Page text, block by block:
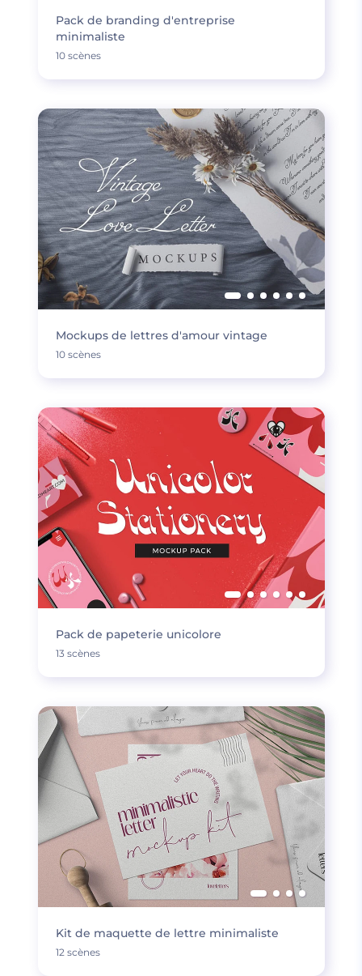
Pack de branding d'entreprise
minimaliste
10 scènes
Mockups de lettres d'amour vintage
10 scènes
Pack de papeterie unicolore
13 scènes
Kit de maquette de lettre minimaliste
12 scènes